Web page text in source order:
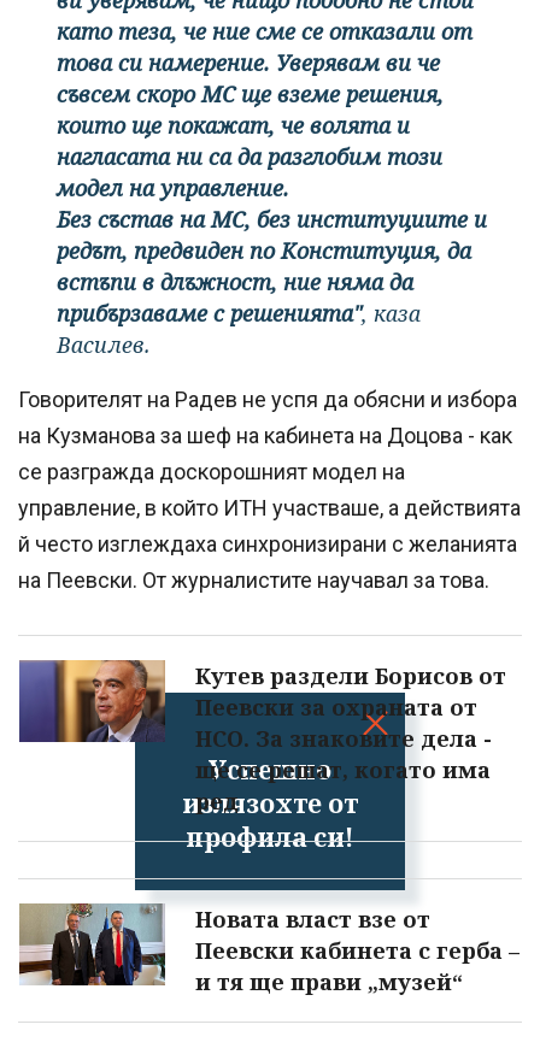
Успешно
излязохте от
профила си!
като теза, че ние сме се отказали от
това си намерение. Уверявам ви че
съвсем скоро МС ще вземе решения,
които ще покажат, че волята и
нагласата ни са да разглобим този
модел на управление.
Без състав на МС, без институциите и
редът, предвиден по Конституция, да
встъпи в длъжност, ние няма да
прибързаваме с решенията", каза
Василев.
Говорителят на Радев не успя да обясни и избора
на Кузманова за шеф на кабинета на Доцова - как
се разгражда доскорошният модел на
управление, в който ИТН участваше, а действията
й често изглеждаха синхронизирани с желанията
на Пеевски. От журналистите научавал за това.
Кутев раздели Борисов от
Пеевски за охраната от
НСО. За знаковите дела -
ще се решат, когато има
ред
Новата власт взе от
Пеевски кабинета с герба –
и тя ще прави „музей“